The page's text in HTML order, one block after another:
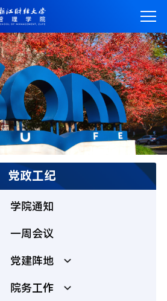
党政工纪
学院通知
一周会议
党建阵地
院务工作